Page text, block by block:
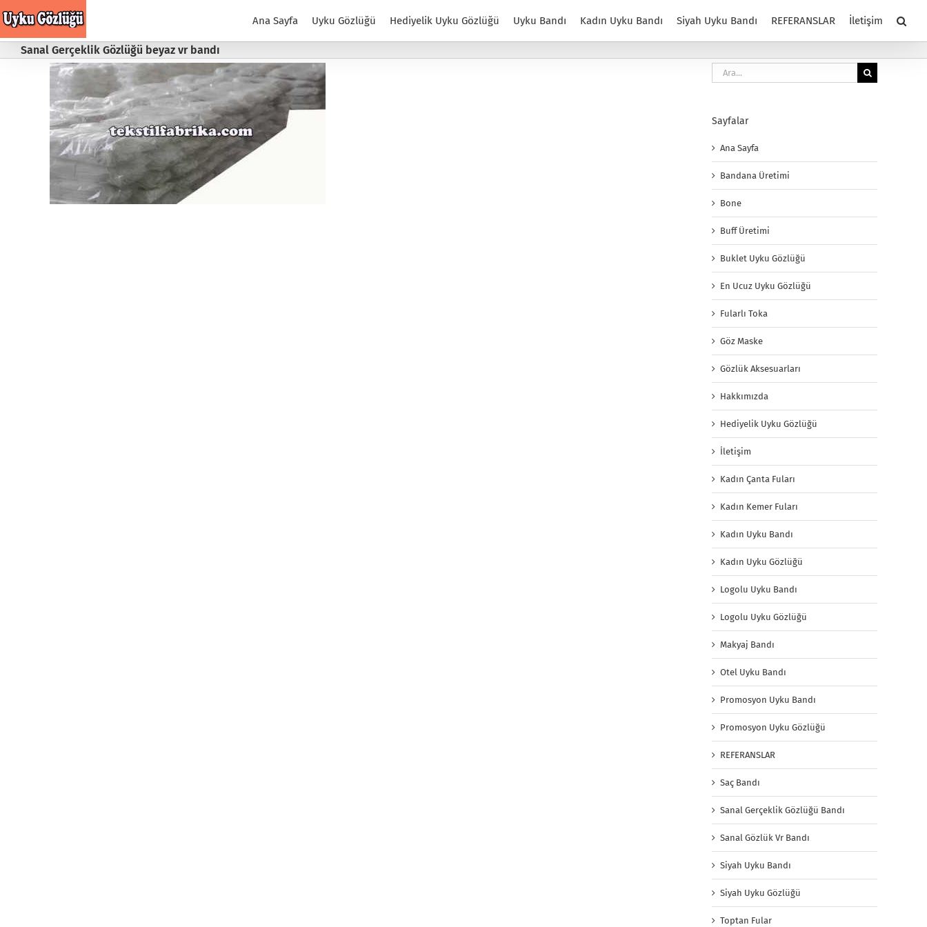
to
Ana Sayfa Uyku Gözlüğü Hediyelik Uyku Gözlüğü Uyku Bandı Kadın Uyku Bandı Siyah Uyku Bandı REFERANSLAR İletişim
Sanal Gerçeklik Gözlüğü beyaz vr bandı
Ara:
Sayfalar
Ana Sayfa
Bandana Üretimi
Bone
Buff Üretimi
Buklet Uyku Gözlüğü
En Ucuz Uyku Gözlüğü
Fularlı Toka
Göz Maske
Gözlük Aksesuarları
Hakkımızda
Hediyelik Uyku Gözlüğü
İletişim
Kadın Çanta Fuları
Kadın Kemer Fuları
Kadın Uyku Bandı
Kadın Uyku Gözlüğü
Logolu Uyku Bandı
Logolu Uyku Gözlüğü
Makyaj Bandı
Otel Uyku Bandı
Promosyon Uyku Bandı
Promosyon Uyku Gözlüğü
REFERANSLAR
Saç Bandı
Sanal Gerçeklik Gözlüğü Bandı
Sanal Gözlük Vr Bandı
Siyah Uyku Bandı
Siyah Uyku Gözlüğü
Toptan Fular